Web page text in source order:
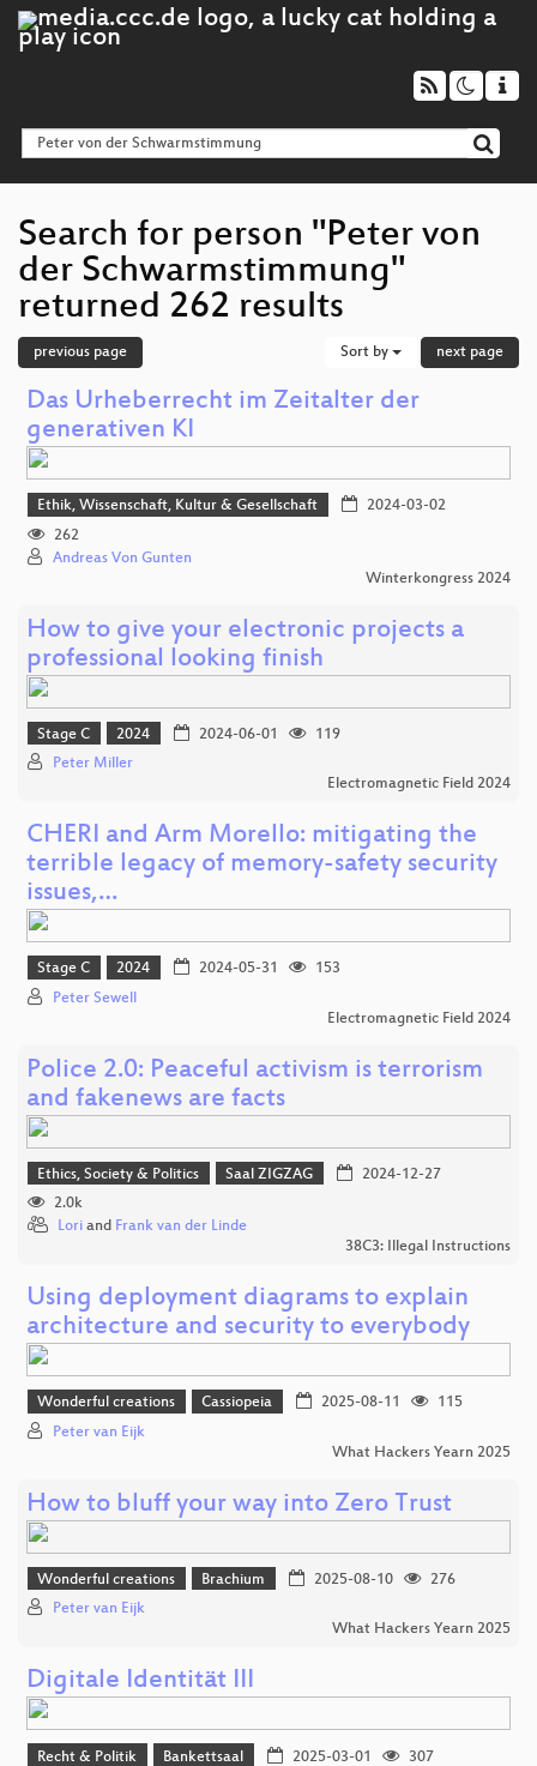
Search for person "Peter von
der Schwarmstimmung"
returned 262 results
previous page Sort by next page
Das Urheberrecht im Zeitalter der
generativen KI
Ethik, Wissenschaft, Kultur & Gesellschaft
2024-03-02
262
Andreas Von Gunten
Winterkongress 2024
How to give your electronic projects a
professional looking finish
Stage C 2024 2024-06-01
119
Peter Miller
Electromagnetic Field 2024
CHERI and Arm Morello: mitigating the
terrible legacy of memory-safety security
issues,…
Stage C 2024 2024-05-31
153
Peter Sewell
Electromagnetic Field 2024
Police 2.0: Peaceful activism is terrorism
and fakenews are facts
Ethics, Society & Politics Saal ZIGZAG
2024-12-27
2.0k
Lori and Frank van der Linde
38C3: Illegal Instructions
Using deployment diagrams to explain
architecture and security to everybody
Wonderful creations Cassiopeia 2025-08-11
115
Peter van Eijk
What Hackers Yearn 2025
How to bluff your way into Zero Trust
Wonderful creations Brachium 2025-08-10
276
Peter van Eijk
What Hackers Yearn 2025
Digitale Identität III
Recht & Politik Bankettsaal 2025-03-01
307